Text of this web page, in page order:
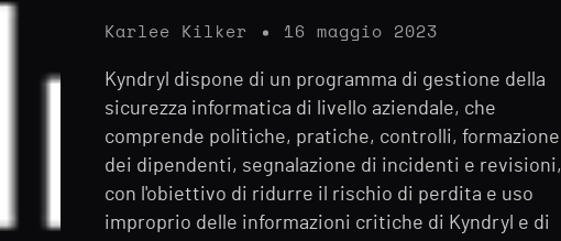
Karlee Kilker 16 maggio 2023
Kyndryl dispone di un programma di gestione della
sicurezza informatica di livello aziendale, che
comprende politiche, pratiche, controlli, formazione
dei dipendenti, segnalazione di incidenti e revisioni,
con l'obiettivo di ridurre il rischio di perdita e uso
improprio delle informazioni critiche di Kyndryl e di